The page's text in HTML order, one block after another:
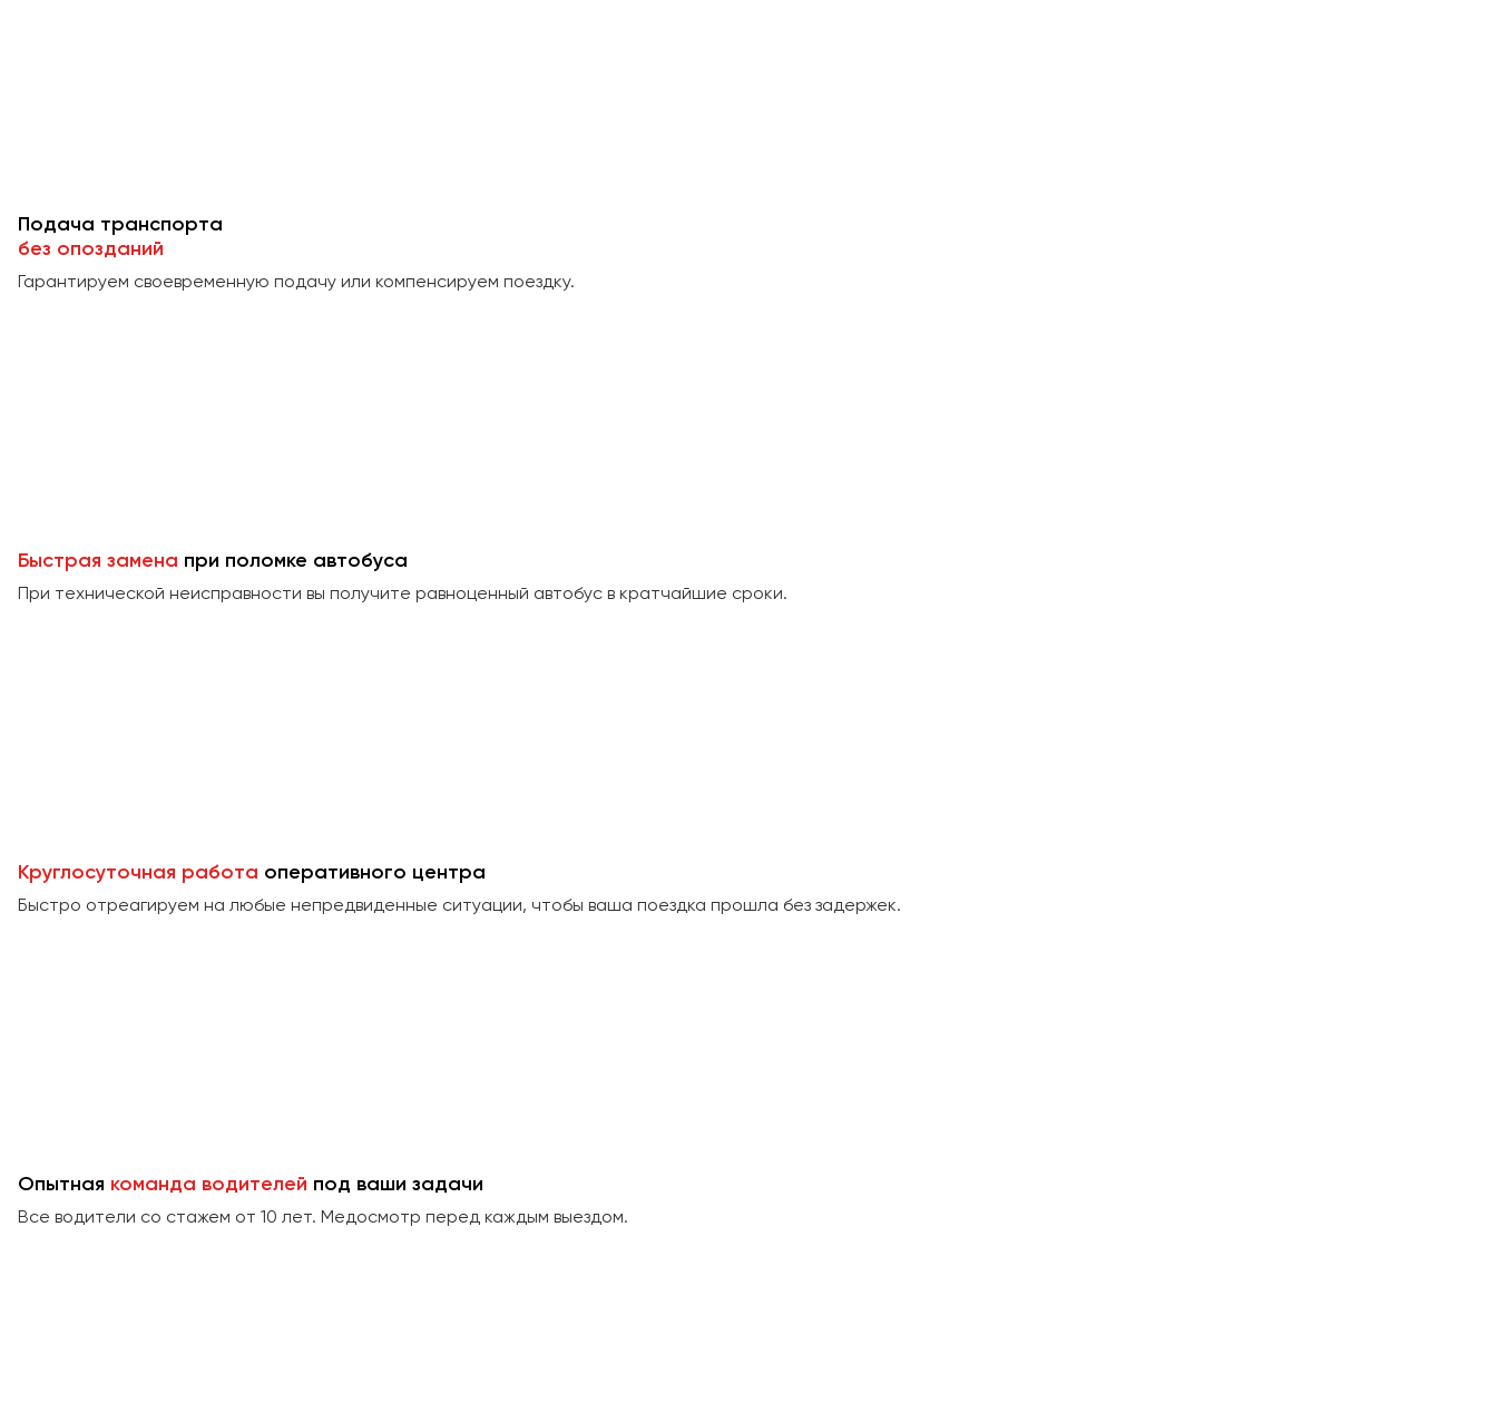
Подача транспорта
без опозданий
Гарантируем своевременную подачу или компенсируем поездку.
Быстрая замена при поломке автобуса
При технической неисправности вы получите равноценный автобус в кратчайшие сроки.
Круглосуточная работа оперативного центра
Быстро отреагируем на любые непредвиденные ситуации, чтобы ваша поездка прошла без задержек.
Опытная команда водителей под ваши задачи
Все водители со стажем от 10 лет. Медосмотр перед каждым выездом.